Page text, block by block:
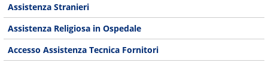
Assistenza Stranieri
Assistenza Religiosa in Ospedale
Accesso Assistenza Tecnica Fornitori